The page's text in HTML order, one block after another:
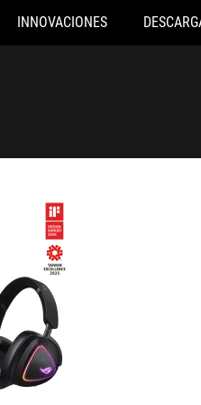
INNOVACIONESROG Delta II